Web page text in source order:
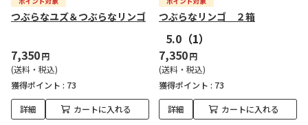
つぶらなユズ＆つぶらなリンゴ
7,350円
(送料・税込)
獲得ポイント : 73
詳細 カートに入れる
つぶらなリンゴ ２箱
5.0 （1）
7,350円
(送料・税込)
獲得ポイント : 73
詳細 カートに入れる